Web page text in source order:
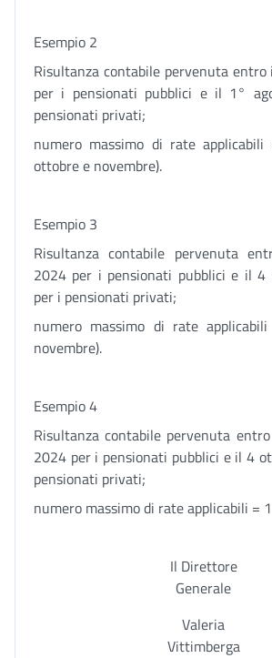
Esempio 2
Risultanza contabile pervenuta
per i pensionati pubblici e il 1°
pensionati privati;
numero massimo di rate
ottobre e novembre).
Esempio 3
Risultanza contabile pervenuta
2024 per i pensionati pubblici e il 4
per i pensionati privati;
numero massimo di rate
novembre).
Esempio 4
Risultanza contabile pervenuta
2024 per i pensionati pubblici e il 4
pensionati privati;
numero massimo di rate applicabili =
Il Direttore
Generale
Valeria
Vittimberga